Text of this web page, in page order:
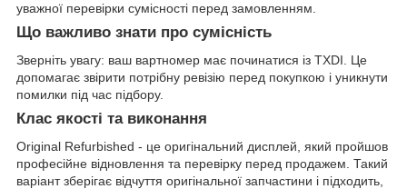
уважної перевірки сумісності перед замовленням.
Що важливо знати про сумісність
Зверніть увагу: ваш вартномер має починатися із TXDI. Це
допомагає звірити потрібну ревізію перед покупкою і уникнути
помилки під час підбору.
Клас якості та виконання
Original Refurbished - це оригінальний дисплей, який пройшов
професійне відновлення та перевірку перед продажем. Такий
варіант зберігає відчуття оригінальної запчастини і підходить,